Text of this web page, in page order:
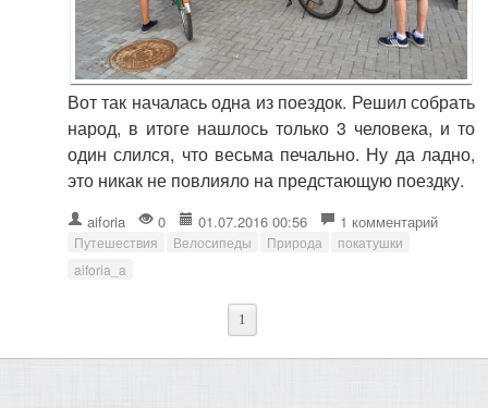
Вот так началась одна из поездок. Решил собрать
народ, в итоге нашлось только 3 человека, и то
один слился, что весьма печально. Ну да ладно,
это никак не повлияло на предстающую поездку.
aiforia 0 01.07.2016 00:56 1 комментарий
Путешествия Велосипеды Природа
покатушки
aiforia_a
1